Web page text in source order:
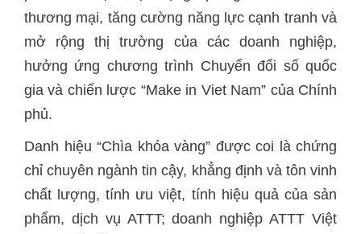
thương mại, tăng cường năng lực cạnh tranh và
mở rộng thị trường của các doanh nghiệp,
hưởng ứng chương trình Chuyển đổi số quốc
gia và chiến lược “Make in Viet Nam” của Chính
phủ.
Danh hiệu “Chìa khóa vàng” được coi là chứng
chỉ chuyên ngành tin cậy, khẳng định và tôn vinh
chất lượng, tính ưu việt, tính hiệu quả của sản
phẩm, dịch vụ ATTT; doanh nghiệp ATTT Việt